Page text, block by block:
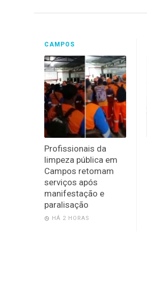
CAMPOS
Profissionais da
limpeza pública em
Campos retomam
serviços após
manifestação e
paralisação
HÁ 2 HORAS